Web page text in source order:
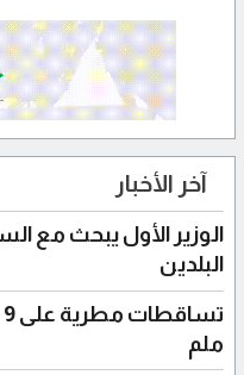
آخر الأخبار
الوزير الأول يبحث مع
البلدين
ملم